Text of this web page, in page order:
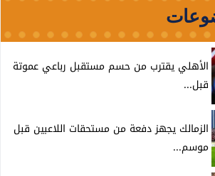
الأهلي يقترب من حسم مستقبل رباعي عموتة
قبل...
الزمالك يجهز دفعة من مستحقات اللاعبين قبل
موسم...